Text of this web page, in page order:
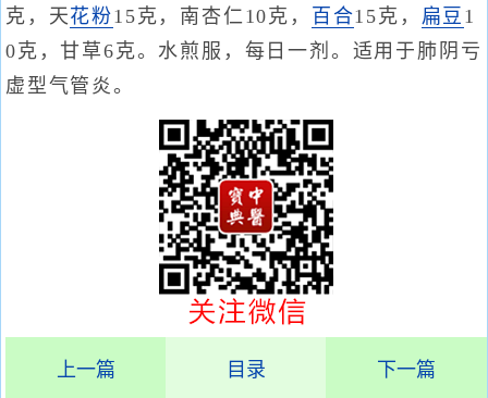
克，天花粉15克，南杏仁10克， 百合15克， 扁豆 1
0克，甘草6克。水煎服，每日一剂。适用于肺阴亏
虚型气管炎。
上一篇 目录 下一篇